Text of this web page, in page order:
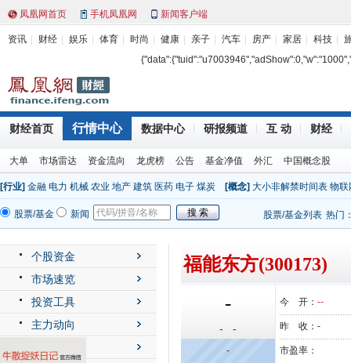
凤凰网首页 手机凤凰网 新闻客户端
资讯 财经 娱乐 体育 时尚 健康 亲子 汽车 房产 家居 科技
财经首页 行情中心 数据中心 研报频道 互 动 财经
大单 市场雷达 资金流向 龙虎榜 公告 基金净值 外汇 中国概念股
[行业] 金融 电力 机械 农业 地产 建筑 医药 电子 煤炭 [概念] 大小非解禁时间表 物联
股票/基金 新闻 股票/基金列表 热门
个股资金
市场速览
投资工具
主力动向
福能东方(300173)
-
- -
-
今 开： --
昨 收： -
市盈率：